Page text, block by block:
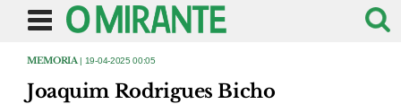
MEMORIA | 19-04-2025 00:05
Joaquim Rodrigues Bicho